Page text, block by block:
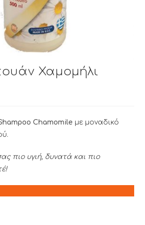
Χαμομήλι
Chamomile με μοναδικό
πιο υγιή, δυνατά και πιο